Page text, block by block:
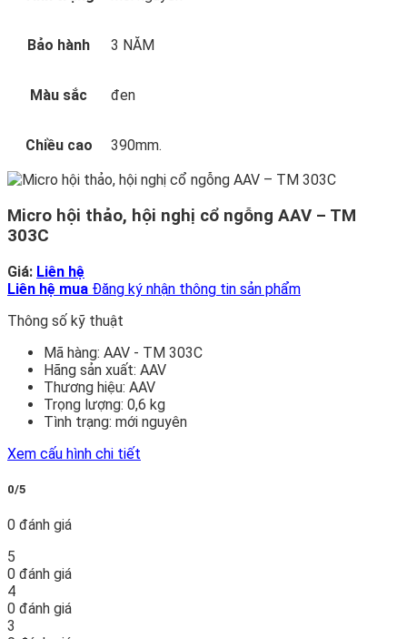
Bảo hành 3 NĂM
Màu sắc đen
Chiều cao 390mm.
Micro hội thảo, hội nghị cổ ngỗng AAV – TM
303C
Giá: Liên hệ
Liên hệ mua Đăng ký nhận thông tin sản phẩm
Thông số kỹ thuật
Mã hàng: AAV - TM 303C
Hãng sản xuất: AAV
Thương hiệu: AAV
Trọng lượng: 0,6 kg
Tình trạng: mới nguyên
Xem cấu hình chi tiết
0/5
0 đánh giá
5
0 đánh giá
4
0 đánh giá
3